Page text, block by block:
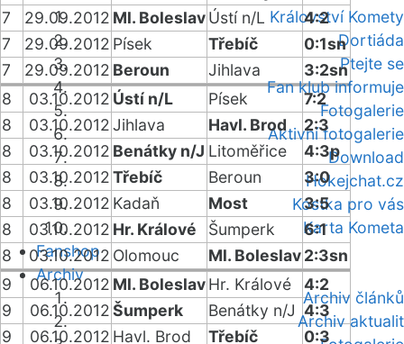
Království Komety
Dortiáda
Ptejte se
Fan klub informuje
Fotogalerie
Aktivní fotogalerie
Download
Hokejchat.cz
Kostka pro vás
Karta Kometa
Fanshop
Archiv
Archiv článků
Archiv aktualit
7
29.09.2012 Ml. BoleslavÚstí n/L
4:2
7
29.09.2012 Písek Třebíč
0:1sn
7
29.09.2012 Beroun Jihlava
3:2sn
8
03.10.2012 Ústí n/L Písek
7:2
8
03.10.2012Jihlava Havl. Brod
2:3
8
03.10.2012 Benátky n/J Litoměřice
4:3p
8
03.10.2012Třebíč Beroun
3:0
8
03.10.2012 Kadaň Most
3:5
8
03.10.2012 Hr. Králové Šumperk
6:1
8
03.10.2012 Olomouc Ml. Boleslav2:3sn
9
06.10.2012 Ml. BoleslavHr. Králové
4:2
9
06.10.2012Šumperk Benátky n/J 4:3
9
06.10.2012 Havl. Brod Třebíč
0:3